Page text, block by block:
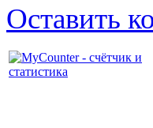
Оставить